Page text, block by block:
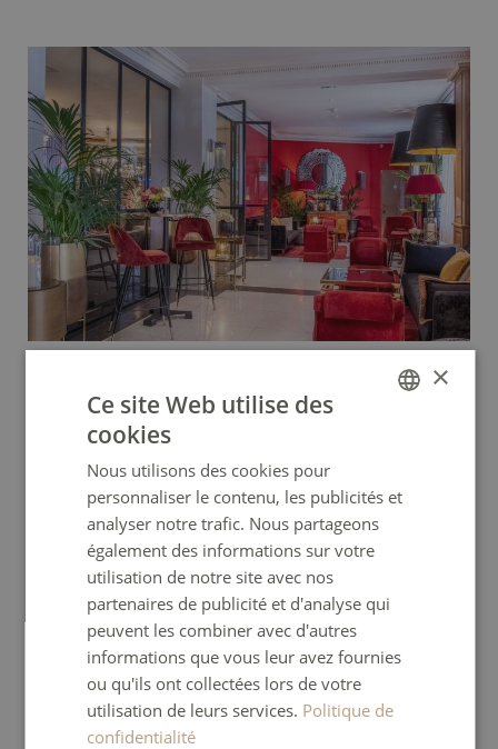
Envoi des factures par email réduisant les
Utilisation progressive de QR codes, cela permet
de favoriser le digital et limiter le papier
Détecteurs de présence dans les couloirs afin de
limiter la consommation d’énergie
Tri et gestion des déchets
Gestion économe de l’eau
Nous proposons à la vente au des Gourdes Gobi,
100% made in France et trendy ! Plus d’infos en
SPANISH
PORTUGUESE
×
Ce site Web utilise des
cookies
Nous utilisons des cookies pour
personnaliser le contenu, les publicités et
analyser notre trafic. Nous partageons
également des informations sur votre
utilisation de notre site avec nos
partenaires de publicité et d'analyse qui
peuvent les combiner avec d'autres
informations que vous leur avez fournies
ou qu'ils ont collectées lors de votre
utilisation de leurs services. Politique de
confidentialité